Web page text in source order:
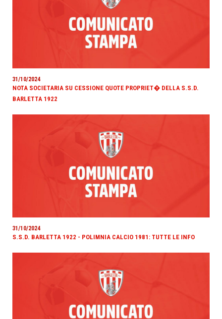
31/10/2024
NOTA SOCIETARIA SU CESSIONE QUOTE PROPRIET� DELLA S.S.D.
BARLETTA 1922
31/10/2024
S.S.D. BARLETTA 1922 - POLIMNIA CALCIO 1981: TUTTE LE INFO